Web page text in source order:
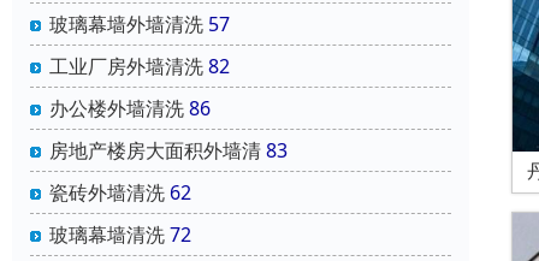
玻璃幕墙外墙清洗 57
工业厂房外墙清洗82
办公楼外墙清洗86
房地产楼房大面积外墙清83
瓷砖外墙清洗 62
玻璃幕墙清洗72